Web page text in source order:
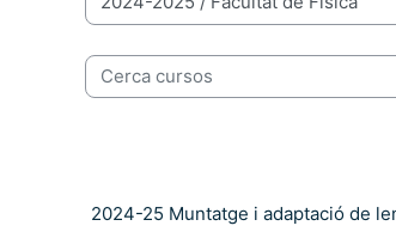
Categories de Cursos
Cerca cursos
2024-25 Muntatge i adaptació de